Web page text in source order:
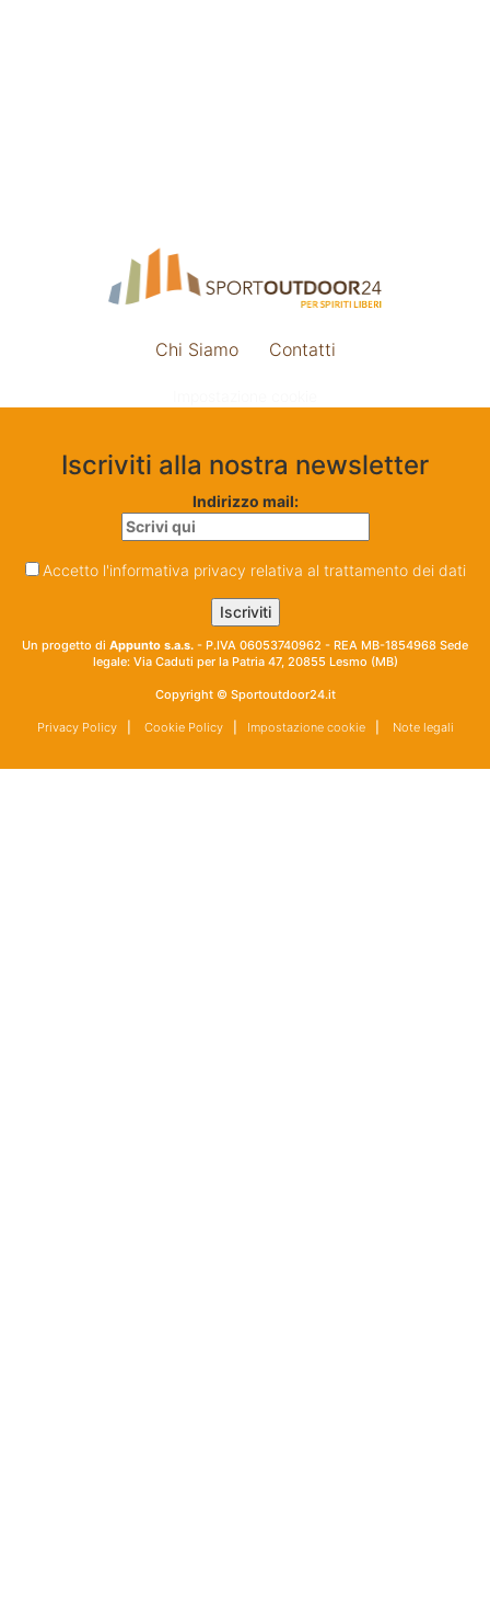
Chi Siamo Contatti
Iscriviti alla nostra newsletter
Indirizzo mail:
Accetto l'informativa privacy relativa al trattamento dei dati
Un progetto di Appunto s.a.s. - P.IVA 06053740962 - REA MB-1854968 Sede
legale: Via Caduti per la Patria 47, 20855 Lesmo (MB)
Copyright © Sportoutdoor24.it
Privacy Policy| Cookie Policy| Impostazione cookie| Note legali